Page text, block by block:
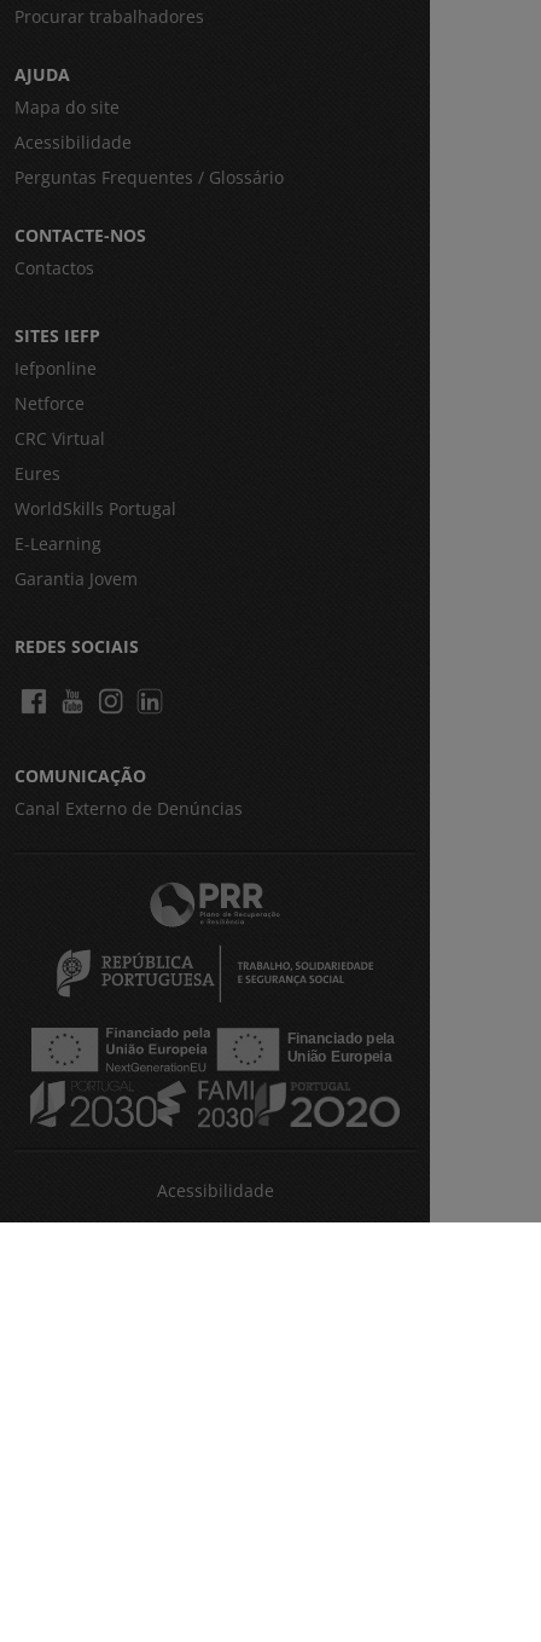
Procurar trabalhadores
AJUDA
Mapa do site
Acessibilidade
Perguntas Frequentes / Glossário
CONTACTE-NOS
Contactos
SITES IEFP
Iefponline
Netforce
CRC Virtual
Eures
WorldSkills Portugal
E-Learning
Garantia Jovem
REDES SOCIAIS
COMUNICAÇÃO
Canal Externo de Denúncias
Acessibilidade